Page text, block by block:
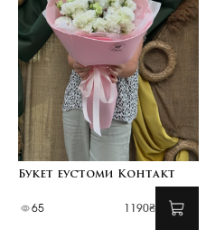
Букет еустоми Контакт
65 1190₴